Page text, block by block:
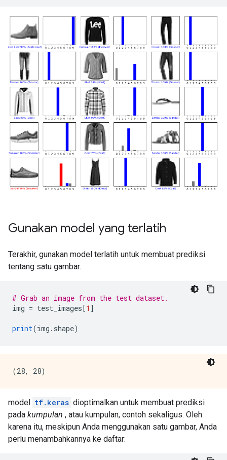
Gunakan model yang terlatih
Terakhir, gunakan model terlatih untuk membuat prediksi
tentang satu gambar.
# Grab an image from the test dataset.
img = test_images[1 ]
print(img . shape)
model tf.keras dioptimalkan untuk membuat prediksi
pada kumpulan , atau kumpulan, contoh sekaligus. Oleh
karena itu, meskipun Anda menggunakan satu gambar, Anda
perlu menambahkannya ke daftar: